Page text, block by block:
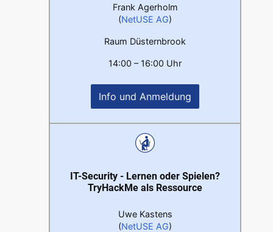
Frank Agerholm
(NetUSE AG)
Raum Düsternbrook
14:00 – 16:00 Uhr
Info und Anmeldung
IT-Security - Lernen oder Spielen?
TryHackMe als Ressource
Uwe Kastens
(NetUSE AG)